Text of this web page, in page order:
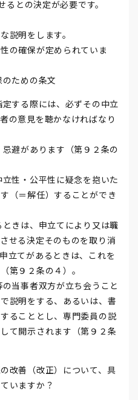
との決定が必要です。
説明をします。
の確保が定められていま
ための条文
する際には、必ずその中立
の意見を聴かなければなり
避があります（第９２条の
性・公平性に疑念を抱いた
（＝解任）することができ
きは、申立てにより又は職
せる決定そのものを取り消
立てがあるときは、これを
第９２条の４）。
当事者双方が立ち会うこと
説明をする、あるいは、書
ることとし、専門委員の説
て開示されます（第９２条
改善（改正）について、具
いますか？